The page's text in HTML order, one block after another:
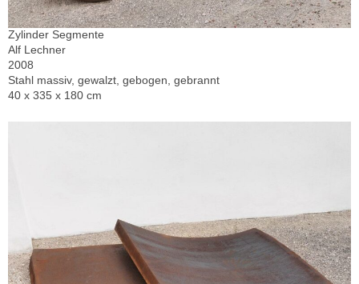
Zylinder Segmente
Alf Lechner
2008
Stahl massiv, gewalzt, gebogen, gebrannt
40 x 335 x 180 cm